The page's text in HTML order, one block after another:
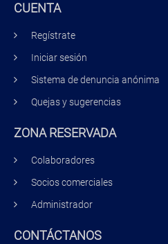
CUENTA
Regístrate
Iniciar sesión
Sistema de denuncia anónima
Quejas y sugerencias
ZONA RESERVADA
Colaboradores
Socios comerciales
Administrador
CONTÁCTANOS